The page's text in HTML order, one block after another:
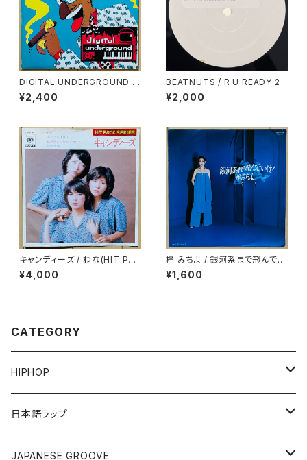
DIGITAL UNDERGROUND /
THE HUMPTY DANCE
¥2,400
BEATNUTS / R U READY 2
¥2,000
キャンディーズ / わな(HIT PAC
K SERIES)
¥4,000
梓 みちよ / 銀河系まで飛んでい
け！
¥1,600
CATEGORY
HIPHOP
12"/7"
80'S OLD SCHOOL
LP
日本語ラップ
12"/7"
JAPANESE GROOVE